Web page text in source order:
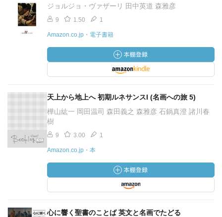
ジョルジョ・ヴァザーリ 田中英道 森雅彦
9 1.50 1
Amazon.co.jp・電子書籍
天上から地上へ 初期ルネサンスI (名画への旅 5)
樺山紘一 岡田温司 森田義之 森雅彦 石鍋真澄 諸川春
樹
9 3.00 1
Amazon.co.jp・本
心に響く聖書のことば 英文と名画でたどる